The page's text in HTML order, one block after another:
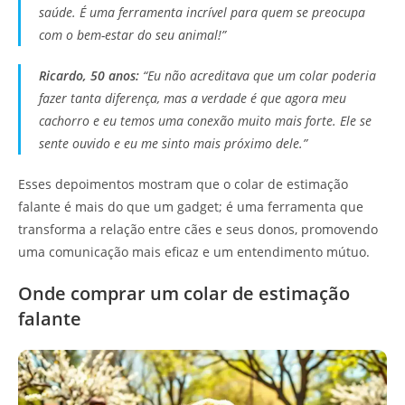
saúde. É uma ferramenta incrível para quem se preocupa
com o bem-estar do seu animal!”
Ricardo, 50 anos: “Eu não acreditava que um colar poderia
fazer tanta diferença, mas a verdade é que agora meu
cachorro e eu temos uma conexão muito mais forte. Ele se
sente ouvido e eu me sinto mais próximo dele.”
Esses depoimentos mostram que o colar de estimação
falante é mais do que um gadget; é uma ferramenta que
transforma a relação entre cães e seus donos, promovendo
uma comunicação mais eficaz e um entendimento mútuo.
Onde comprar um colar de estimação
falante